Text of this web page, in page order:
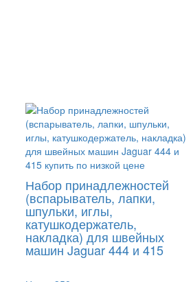
Набор принадлежностей
(вспарыватель, лапки,
шпульки, иглы,
катушкодержатель,
накладка) для швейных
машин Jaguar 444 и 415